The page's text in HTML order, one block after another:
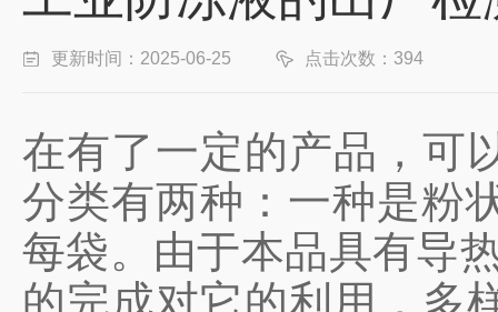
更新时间：2025-06-25 点击次数：394
在有了一定的产品，可
分类有两种：一种是粉
每袋。由于本品具有导
的完成对它的利用，多